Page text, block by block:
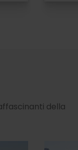
della